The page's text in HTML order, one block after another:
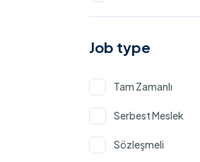
Job type
Tam Zamanlı
Serbest Meslek
Sözleşmeli